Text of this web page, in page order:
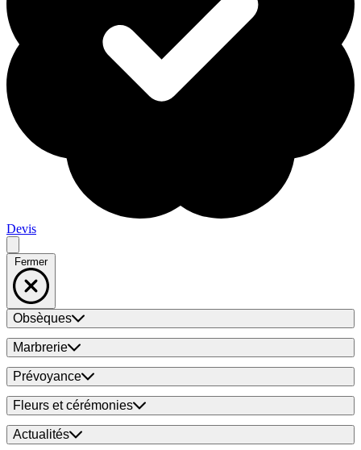
Devis
Fermer
Obsèques
Marbrerie
Prévoyance
Fleurs et cérémonies
Actualités